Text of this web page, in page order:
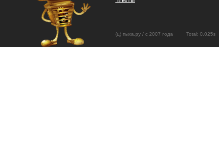
(ц) пыха.ру / с 2007 года Total: